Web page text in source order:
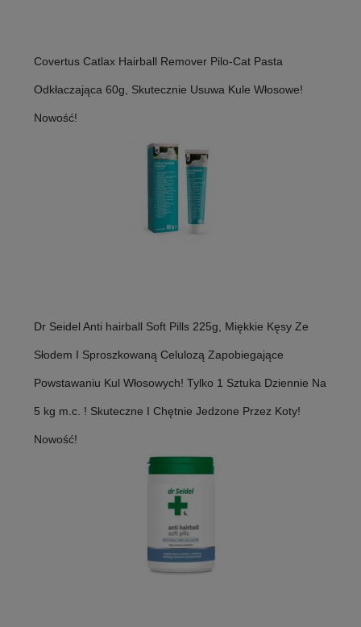
Covertus Catlax Hairball Remover Pilo-Cat Pasta
Odkłaczająca 60g, Skutecznie Usuwa Kule Włosowe!
Nowość!
Dr Seidel Anti hairball Soft Pills 225g, Miękkie Kęsy Ze
Słodem I Sproszkowaną Celulozą Zapobiegające
Powstawaniu Kul Włosowych! Tylko 1 Sztuka Dziennie Na
5 kg m.c. ! Skuteczne I Chętnie Jedzone Przez Koty!
Nowość!